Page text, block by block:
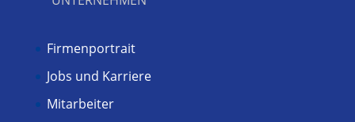
Firmenportrait
Jobs und Karriere
Mitarbeiter